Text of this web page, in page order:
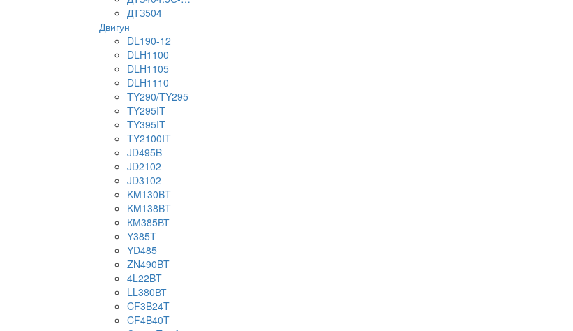
ДТЗ504
Двигун
DL190-12
DLH1100
DLH1105
DLH1110
TY290/TY295
TY295IT
TY395IT
TY2100IT
JD495B
JD2102
JD3102
KM130BT
KM138BT
КМ385ВТ
Y385T
YD485
ZN490BT
4L22BT
LL380ВТ
CF3B24T
CF4B40T